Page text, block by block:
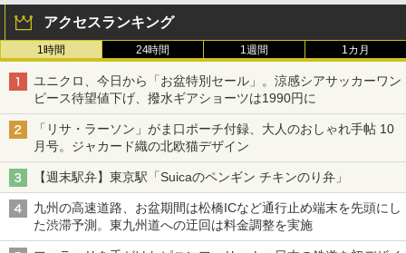
アクセスランキング
1時間 24時間 1週間 1カ月
ユニクロ、今日から「お盆特別セール」。涼感シアサッカーワン
ピース待望値下げ、撥水ギアショーツは1990円に
「リサ・ラーソン」がま口ポーチ付録、大人のおしゃれ手帖 10
月号。ジャカード織の北欧猫デザイン
【週末駅弁】東京駅「Suicaのペンギン チキンのり弁」
九州の高速道路、お盆期間は松橋ICなど通行止め端末を先頭にし
た渋滞予測。東九州道への迂回は料金調整を実施